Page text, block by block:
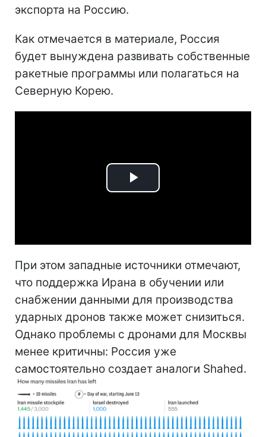
экспорта на Россию.
Как отмечается в материале, Россия
будет вынуждена развивать собственные
ракетные программы или полагаться на
Северную Корею.
Play
При этом западные источники отмечают,
что поддержка Ирана в обучении или
снабжении данными для производства
ударных дронов также может снизиться.
Однако проблемы с дронами для Москвы
менее критичны: Россия уже
самостоятельно создает аналоги Shahed.